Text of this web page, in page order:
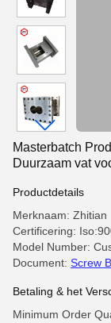
Masterbatch
Duurzaam vat
Productdetails
Merknaam: Zhitian
Certificering:
Model Number:
Document: Screw
Betaling & het
Minimum Order